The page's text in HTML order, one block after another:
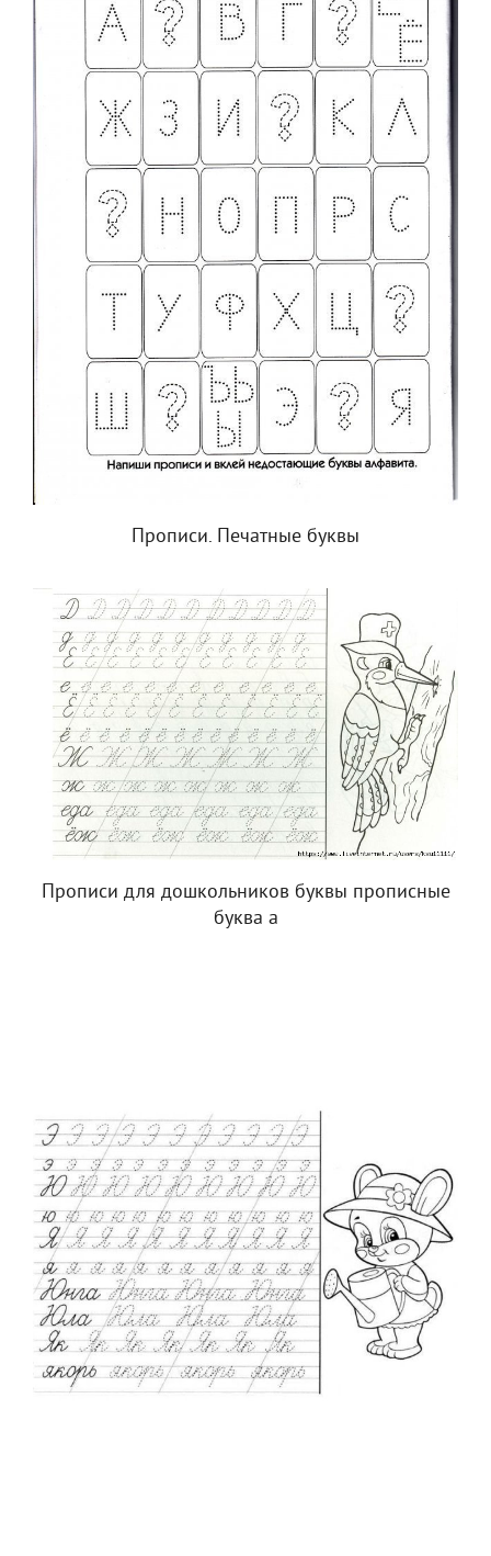
Прописи. Печатные буквы
Прописи для дошкольников буквы прописные
буква а